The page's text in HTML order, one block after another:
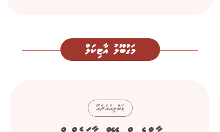
މަގުބޫލު އާޓިކަލް
ޑަބްލިއުއެޗްއޯ